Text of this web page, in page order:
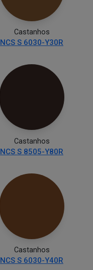
Castanhos
NCS S 6030-Y30R
Castanhos
NCS S 8505-Y80R
Castanhos
NCS S 6030-Y40R